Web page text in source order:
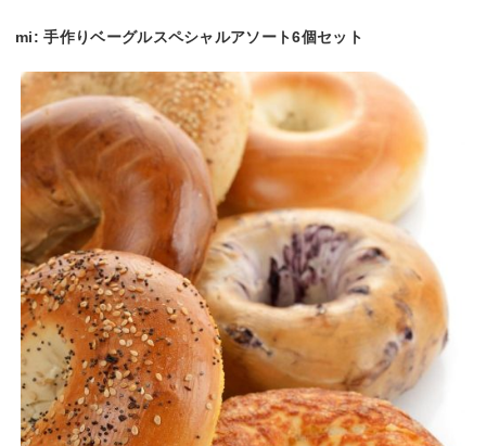
mi: 手作りベーグルスペシャルアソート6個セット